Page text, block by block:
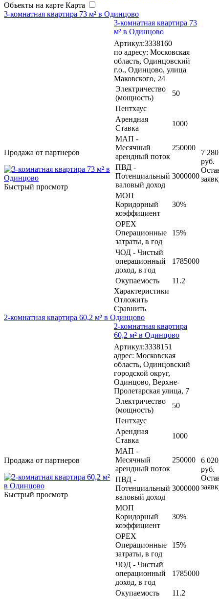
Объекты на карте Карта
3-комнатная квартира 73 м² в Одинцово
Продажа от партнеров
Быстрый просмотр
3-комнатная квартира 73
м² в Одинцово
Артикул:3338160
по адресу: Московская
область, Одинцовский
г.о., Одинцово, улица
Маковского, 24
Электричество
(мощность)
50
Пентхаус
Арендная
Ставка
1000
МАП -
Месячный
арендный поток
250000
ПВД -
Потенциальный
валовый доход
3000000
МОП
Коридорный
коэффициент
30%
OPEX
Операционные
затраты, в год
15%
ЧОД - Чистый
операционный
доход, в год
1785000
Окупаемость
11.2
Характеристики
Отложить
Сравнить
7
руб.
2-комнатная квартира 60,2 м² в Одинцово
Продажа от партнеров
Быстрый просмотр
2-комнатная квартира
60,2 м² в Одинцово
Артикул:3338151
адрес: Московская
область, Одинцовский
городской округ,
Одинцово, Верхне-
Пролетарская улица, 7
Электричество
(мощность)
50
Пентхаус
Арендная
Ставка
1000
МАП -
Месячный
арендный поток
250000
ПВД -
Потенциальный
валовый доход
3000000
МОП
Коридорный
коэффициент
30%
OPEX
Операционные
затраты, в год
15%
ЧОД - Чистый
операционный
доход, в год
1785000
Окупаемость
11.2
6
руб.